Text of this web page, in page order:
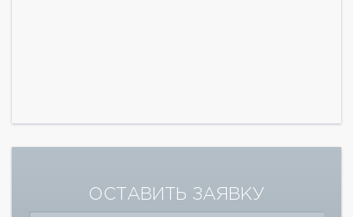
ОСТАВИТЬ ЗАЯВКУ